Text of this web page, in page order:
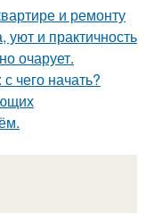
и ремонту
уют и практичность
очарует.
чего начать?